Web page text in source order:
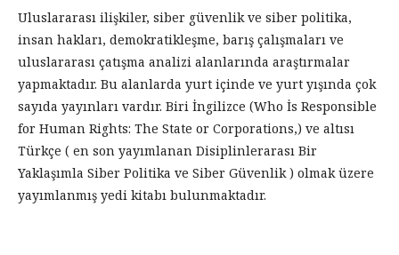
Uluslararası ilişkiler, siber güvenlik ve siber politika,
insan hakları, demokratikleşme, barış çalışmaları ve
uluslararası çatışma analizi alanlarında araştırmalar
yapmaktadır. Bu alanlarda yurt içinde ve yurt yışında çok
sayıda yayınları vardır. Biri İngilizce (Who İs Responsible
for Human Rights: The State or Corporations,) ve altısı
Türkçe ( en son yayımlanan Disiplinlerarası Bir
Yaklaşımla Siber Politika ve Siber Güvenlik ) olmak üzere
yayımlanmış yedi kitabı bulunmaktadır.